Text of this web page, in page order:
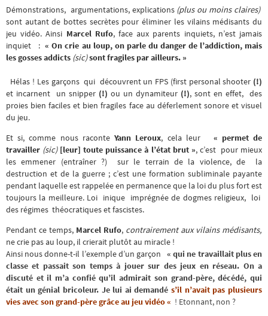
Démonstrations, argumentations, explications (plus ou moins claires)
sont autant de bottes secrètes pour éliminer les vilains médisants du
jeu vidéo. Ainsi Marcel Rufo, face aux parents inquiets, n’est jamais
inquiet :« On crie au loup, on parle du danger de l’addiction, mais
les gosses addicts (sic)sont fragiles par ailleurs. »
Hélas ! Les garçons qui découvrent un FPS (first personal shooter (!)
et incarnent un snipper (!) ou un dynamiteur (!), sont en effet, des
proies bien faciles et bien fragiles face au déferlement sonore et visuel
du jeu.
Et si, comme nous raconteYann Leroux, cela leur « permet de
travailler (sic)[leur] toute puissance à l’état brut », c’est pour mieux
les emmener (entraîner ?) sur le terrain de la violence, de la
destruction et de la guerre ; c’est une formation subliminale payante
pendant laquelle est rappelée en permanence que la loi du plus fort est
toujours la meilleure. Loi inique imprégnée de dogmes religieux, loi
des régimes théocratiques et fascistes.
Pendant ce temps, Marcel Rufo, contrairement aux vilains médisants,
ne crie pas au loup, il crierait plutôt au miracle !
Ainsi nous donne-t-il l’exemple d’un garçon
« qui ne travaillait plus en
classe et passait son temps à jouer sur des jeux en réseau. On a
discuté et il m’a confié qu’il admirait son grand-père, décédé, qui
était un génial bricoleur. Je lui ai demandés’il n’avait pas plusieurs
vies avec son grand-père grâce au jeu vidéo « ! Etonnant, non ?